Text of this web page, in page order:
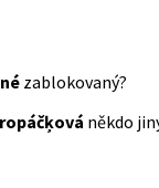
zablokovaný?
někdo